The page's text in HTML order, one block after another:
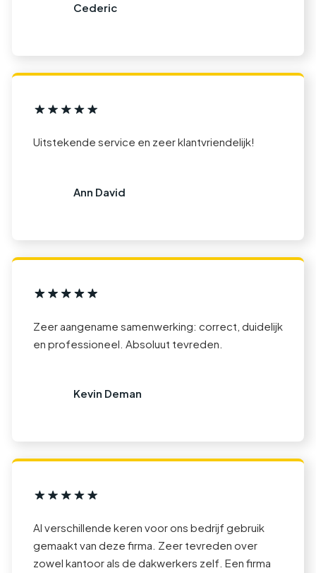
Cederic
Uitstekende service en zeer klantvriendelijk!
Ann David
Zeer aangename samenwerking: correct, duidelijk
en professioneel. Absoluut tevreden.
Kevin Deman
Al verschillende keren voor ons bedrijf gebruik
gemaakt van deze firma. Zeer tevreden over
zowel kantoor als de dakwerkers zelf. Een firma